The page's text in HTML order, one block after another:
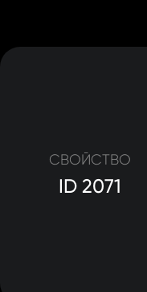
СВОЙСТВО
ID 2071